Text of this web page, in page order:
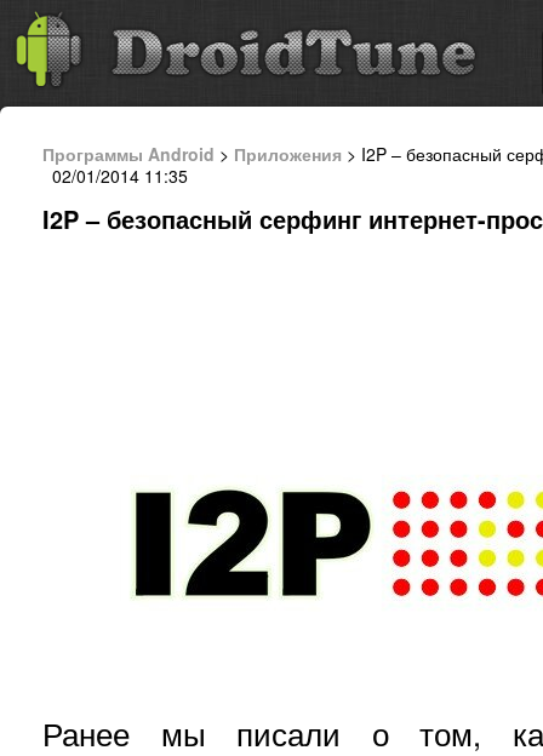
Программы Android > Приложения > I2P – безопасный
02/01/2014 11:35
I2P – безопасный серфинг интернет-
Ранее мы писали о том,